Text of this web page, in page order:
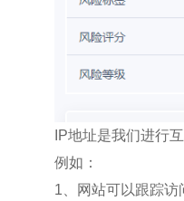
IP地址是我们进行
例如：
1、网站可以跟踪访